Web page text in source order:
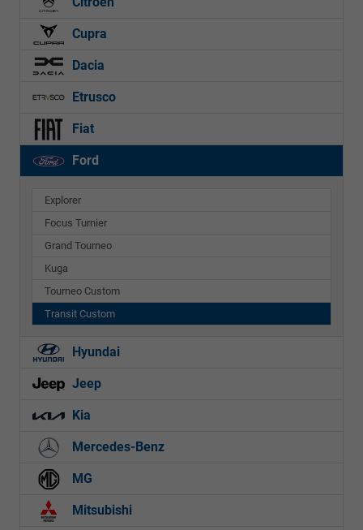
Cupra
Dacia
Etrusco
Fiat
Ford
Explorer
Focus Turnier
Grand Tourneo
Kuga
Tourneo Custom
Transit Custom
Hyundai
Jeep
Kia
Mercedes-Benz
MG
Mitsubishi